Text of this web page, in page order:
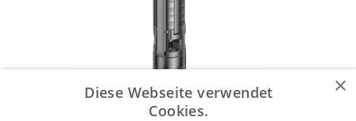
×
Diese Webseite verwendet
Cookies.